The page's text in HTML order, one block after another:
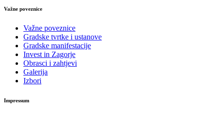
Važne poveznice
Važne poveznice
Gradske tvrtke i ustanove
Gradske manifestacije
Invest in Zagorje
Obrasci i zahtjevi
Galerija
Izbori
Impressum